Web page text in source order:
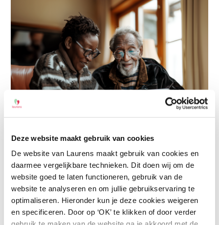
Deze website maakt gebruik van cookies
De website van Laurens maakt gebruik van cookies en
daarmee vergelijkbare technieken. Dit doen wij om de
website goed te laten functioneren, gebruik van de
website te analyseren en om jullie gebruikservaring te
optimaliseren. Hieronder kun je deze cookies weigeren
en specificeren. Door op ‘OK’ te klikken of door verder
Meer informatie over thuisbegeleiding
De abonnementskosten van thuisbegeleiding gaan via
de Wet maatschappelijke ondersteuning (Wmo). Het